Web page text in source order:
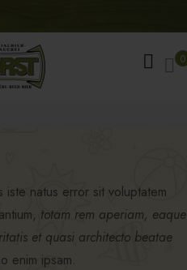
0
natus error sit voluptatem
totam rem aperiam, eaque
et quasi architecto beatae
enim ipsam.